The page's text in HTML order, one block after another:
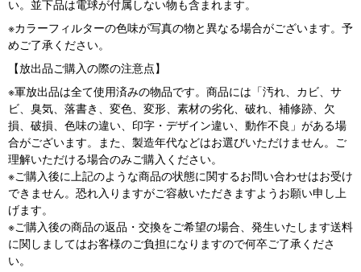
い。並下品は電球が付属しない物も含まれます。
※カラーフィルターの色味が写真の物と異なる場合がございます。予
めご了承ください。
【放出品ご購入の際の注意点】
※軍放出品は全て使用済みの物品です。商品には「汚れ、カビ、サ
ビ、臭気、落書き、変色、変形、素材の劣化、破れ、補修跡、欠
損、破損、色味の違い、印字・デザイン違い、動作不良」がある場
合がございます。また、製造年代などはお選びいただけません。ご
理解いただける場合のみご購入ください。
※ご購入後に上記のような商品の状態に関するお問い合わせはお受け
できません。恐れ入りますがご容赦いただきますようお願い申し上
げます。
※ご購入後の商品の返品・交換をご希望の場合、発生いたします送料
に関しましてはお客様のご負担になりますので何卒ご了承くださ
い。